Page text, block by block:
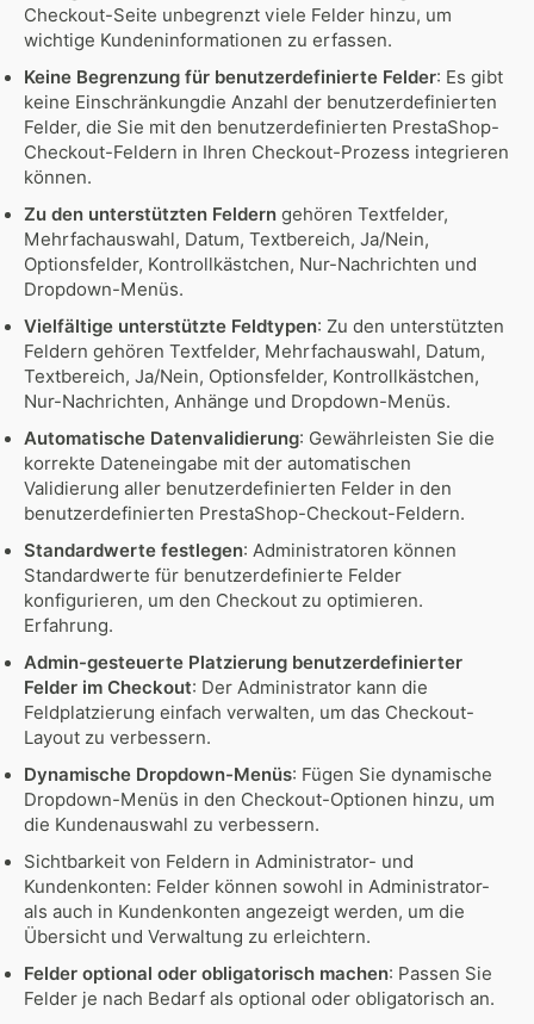
Checkout-Seite unbegrenzt viele Felder hinzu, um
wichtige Kundeninformationen zu erfassen.
Keine Begrenzung für benutzerdefinierte Felder: Es gibt
keine Einschränkungdie Anzahl der benutzerdefinierten
Felder, die Sie mit den benutzerdefinierten PrestaShop-
Checkout-Feldern in Ihren Checkout-Prozess integrieren
können.
Zu den unterstützten Feldern gehören Textfelder,
Mehrfachauswahl, Datum, Textbereich, Ja/Nein,
Optionsfelder, Kontrollkästchen, Nur-Nachrichten und
Dropdown-Menüs.
Vielfältige unterstützte Feldtypen: Zu den unterstützten
Feldern gehören Textfelder, Mehrfachauswahl, Datum,
Textbereich, Ja/Nein, Optionsfelder, Kontrollkästchen,
Nur-Nachrichten, Anhänge und Dropdown-Menüs.
Automatische Datenvalidierung: Gewährleisten Sie die
korrekte Dateneingabe mit der automatischen
Validierung aller benutzerdefinierten Felder in den
benutzerdefinierten PrestaShop-Checkout-Feldern.
Standardwerte festlegen: Administratoren können
Standardwerte für benutzerdefinierte Felder
konfigurieren, um den Checkout zu optimieren.
Erfahrung.
Admin-gesteuerte Platzierung benutzerdefinierter
Felder im Checkout: Der Administrator kann die
Feldplatzierung einfach verwalten, um das Checkout-
Layout zu verbessern.
Dynamische Dropdown-Menüs: Fügen Sie dynamische
Dropdown-Menüs in den Checkout-Optionen hinzu, um
die Kundenauswahl zu verbessern.
Sichtbarkeit von Feldern in Administrator- und
Kundenkonten: Felder können sowohl in Administrator-
als auch in Kundenkonten angezeigt werden, um die
Übersicht und Verwaltung zu erleichtern.
Felder optional oder obligatorisch machen: Passen Sie
Felder je nach Bedarf als optional oder obligatorisch an.